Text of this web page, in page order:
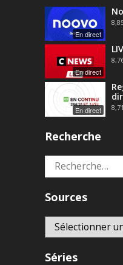
En direct
En direct
En direct
Recherche
Rechercher :
Sources
Séries